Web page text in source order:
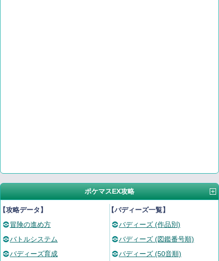
ポケマスEX攻略
攻略データ】
冒険の進め方
バトルシステム
バディーズ育成
【バディーズ一覧】
バディーズ (作品別)
バディーズ (図鑑番号順)
バディーズ (50音順)